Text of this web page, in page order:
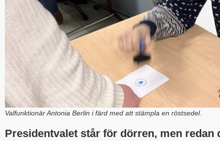
Valfunktionär Antonia Berlin i färd med att stämpla en röstsedel.
Presidentvalet står för dörren, men redan